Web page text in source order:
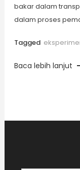
bakar dalam
dalam proses
Tagged
Baca lebih lanjut